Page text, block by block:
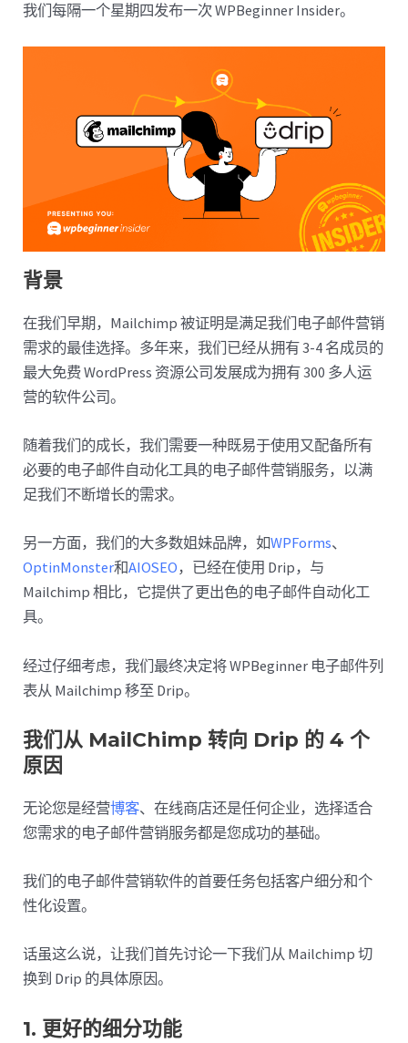
我们每隔一个星期四发布一次 WPBeginner Insider。
背景
在我们早期，Mailchimp 被证明是满足我们电子邮件营销
需求的最佳选择。多年来，我们已经从拥有 3-4 名成员的
最大免费 WordPress 资源公司发展成为拥有 300 多人运
营的软件公司。
随着我们的成长，我们需要一种既易于使用又配备所有
必要的电子邮件自动化工具的电子邮件营销服务，以满
足我们不断增长的需求。
另一方面，我们的大多数姐妹品牌，如WPForms、
OptinMonster和AIOSEO ，已经在使用 Drip，与
Mailchimp 相比，它提供了更出色的电子邮件自动化工
具。
经过仔细考虑，我们最终决定将 WPBeginner 电子邮件列
表从 Mailchimp 移至 Drip。
我们从 MailChimp 转向 Drip 的 4 个
原因
无论您是经营博客、在线商店还是任何企业，选择适合
您需求的电子邮件营销服务都是您成功的基础。
我们的电子邮件营销软件的首要任务包括客户细分和个
性化设置。
话虽这么说，让我们首先讨论一下我们从 Mailchimp 切
换到 Drip 的具体原因。
1. 更好的细分功能